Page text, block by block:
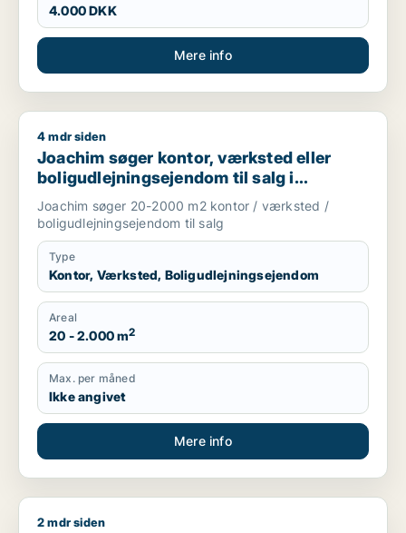
4.000 DKK
Mere info
Joachim søger kontor, værksted eller
4 mdr siden
Joachim søger kontor, værksted eller
boligudlejningsejendom til salg i
Storkøbenhavn
Joachim søger 20-2000 m2 kontor / værksted /
boligudlejningsejendom til salg
Type
Kontor, Værksted, Boligudlejningsejendom
Areal
20 - 2.000 m2
Max. per måned
Ikke angivet
Mere info
Saif søger kontor, lager, værksted, butik, klinik, restaurant,
2 mdr siden